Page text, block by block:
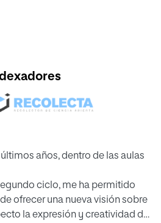
años, dentro de las aulas
ciclo, me ha permitido
ofrecer una nueva visión sobre
la expresión y creatividad de